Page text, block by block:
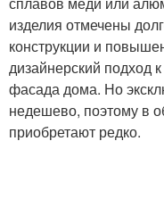
изделия отмечены
конструкции и
дизайнерский подход
фасада дома. Но
недешево, поэтому в
приобретают редко.